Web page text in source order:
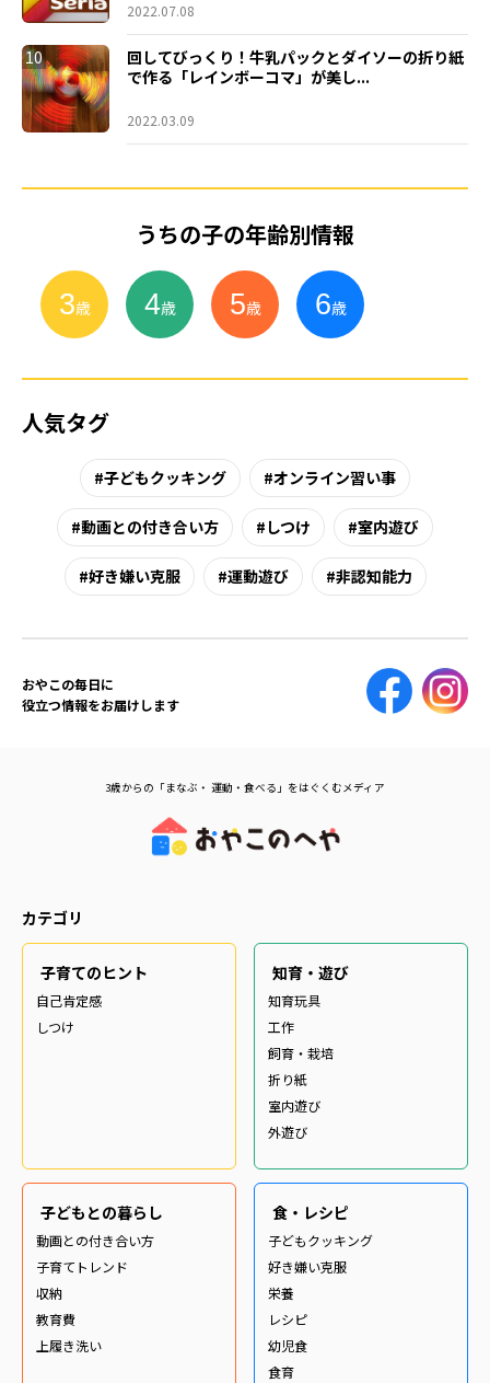
2022.07.08
10
回してびっくり！牛乳パックとダイソーの折り紙
で作る「レインボーコマ」が美し...
2022.03.09
うちの子の年齢別情報
3歳 4歳 5歳 6歳
人気タグ
子どもクッキング オンライン習い事
動画との付き合い方 しつけ 室内遊び
好き嫌い克服 運動遊び 非認知能力
おやこの毎日に
役立つ情報をお届けします
3歳からの「まなぶ・ 運動・食べる」をはぐくむメディア
カテゴリ
子育てのヒント
自己肯定感
しつけ
知育・遊び
知育玩具
工作
飼育・栽培
折り紙
室内遊び
外遊び
子どもとの暮らし
動画との付き合い方
子育てトレンド
収納
教育費
上履き洗い
食・レシピ
子どもクッキング
好き嫌い克服
栄養
レシピ
幼児食
食育